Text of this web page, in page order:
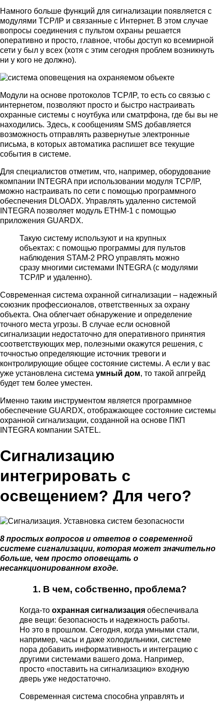
Намного больше функций для сигнализации появляется с
модулями TCP/IP и связанные с Интернет. В этом случае
вопросы соединения с пультом охраны решается
оперативно и просто, главное, чтобы доступ ко всемирной
сети у был у всех (хотя с этим сегодня проблем возникнуть
ни у кого не должно).
Модули на основе протоколов TCP/IP, то есть со связью с
интернетом, позволяют просто и быстро настраивать
охранные системы с ноутбука или сматрфона, где бы вы не
находились. Здесь, к сообщениям SMS добавляется
возможность отправлять развернутые электронные
письма, в которых автоматика распишет все текущие
события в системе.
Для специалистов отметим, что, например, оборудование
компании INTEGRA при использовании модуля TCP/IP,
можно настраивать по сети с помощью программного
обеспечения DLOADX. Управлять удаленно системой
INTEGRA позволяет модуль ETHM-1 с помощью
приложения GUARDX.
Такую систему используют и на крупных
объектах: с помощью программы для пультов
наблюдения STAM-2 PRO управлять можно
сразу многими системами INTEGRA (с модулями
TCP/IP и удаленно).
Современная система охранной сигнализации – надежный
союзник профессионалов, ответственных за охрану
объекта. Она облегчает обнаружение и определение
точного места угрозы. В случае если основной
сигнализации недостаточно для оперативного принятия
соответствующих мер, полезными окажутся решения, с
точностью определяющие источник тревоги и
контролирующие общее состояние системы. А если у вас
уже установлена система умный дом, то такой апгрейд
будет тем более уместен.
Именно таким инструментом является программное
обеспечение GUARDX, отображающее состояние системы
охранной сигнализации, созданной на основе ПКП
INTEGRA компании SATEL.
Сигнализацию
интегрировать с
освещением? Для чего?
8 простых вопросов и ответов о современной
системе сигнализации, которая может значительно
больше, чем просто оповещать о
несанкционированном входе.
1. В чем, собственно, проблема?
Когда-то охранная сигнализация обеспечивала
две вещи: безопасность и надежность работы.
Но это в прошлом. Сегодня, когда умными стали,
например, часы и даже холодильники, системе
пора добавить информативность и интеграцию с
другими системами вашего дома. Например,
просто «поставить на сигнализацию» входную
дверь уже недостаточно.
Современная система способна управлять и